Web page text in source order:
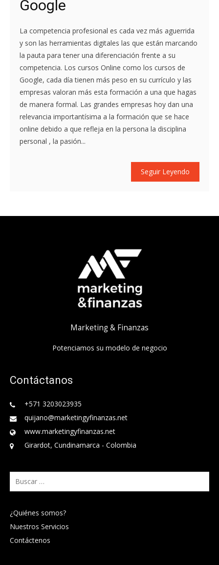
Google
La competencia profesional es cada vez más aguerrida
y son las herramientas digitales las que están marcando
la pauta para tener una diferenciación frente a su
competencia. Los cursos Online como los cursos de
Google, cada día tienen más peso en su currículo y las
empresas valoran más esta formación a una que hagas
de manera formal. Las grandes empresas hoy dan una
relevancia importantísima a la formación que se hace
online debido a que refleja en la persona la disciplina
personal , la pasión...
Seguir Leyendo
Marketing & Finanzas
Potenciamos su modelo de negocio
Contáctanos
+571 3203023935
quijano@marketingyfinanzas.net
www.marketingyfinanzas.net
Girardot, Cundinamarca - Colombia
Buscar:
¿Quiénes somos?
Nuestros Servicios
Contáctenos